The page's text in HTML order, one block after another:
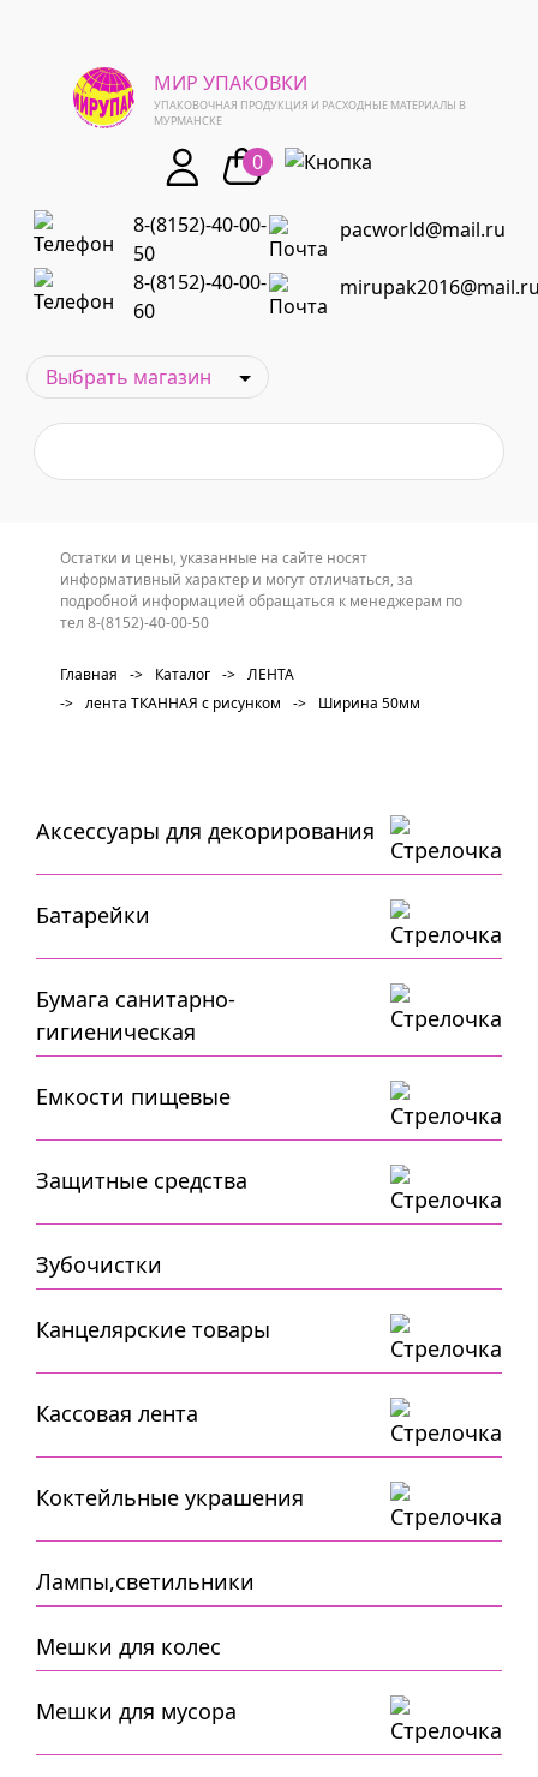
МИР УПАКОВКИ
УПАКОВОЧНАЯ ПРОДУКЦИЯ И РАСХОДНЫЕ МАТЕРИАЛЫ В
МУРМАНСКЕ
0
8-(8152)-40-00-
50
pacworld@mail.ru
8-(8152)-40-00-
60
Остатки и цены, указанные на сайте носят
информативный характер и могут отличаться, за
подробной информацией обращаться к менеджерам по
тел 8-(8152)-40-00-50
Главная -> Каталог -> ЛЕНТА
-> лента ТКАННАЯ с рисунком -> Ширина 50мм
Аксессуары для декорирования
Батарейки
Бумага санитарно-
гигиеническая
Емкости пищевые
Защитные средства
Зубочистки
Канцелярские товары
Кассовая лента
Коктейльные украшения
Лампы,светильники
Мешки для колес
Мешки для мусора